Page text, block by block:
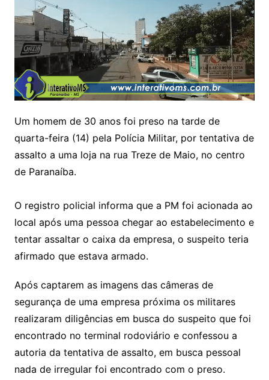
Um homem de 30 anos foi preso na tarde de
quarta-feira (14) pela Polícia Militar, por tentativa de
assalto a uma loja na rua Treze de Maio, no centro
de Paranaíba.
O registro policial informa que a PM foi acionada ao
local após uma pessoa chegar ao estabelecimento e
tentar assaltar o caixa da empresa, o suspeito teria
afirmado que estava armado.
Após captarem as imagens das câmeras de
segurança de uma empresa próxima os militares
realizaram diligências em busca do suspeito que foi
encontrado no terminal rodoviário e confessou a
autoria da tentativa de assalto, em busca pessoal
nada de irregular foi encontrado com o preso.